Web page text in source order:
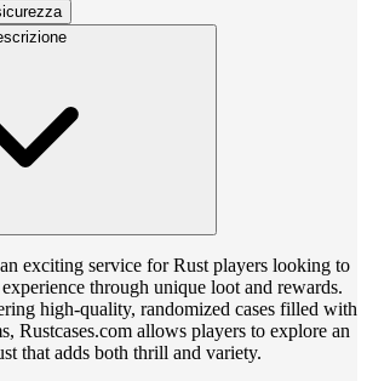
exciting service for Rust players looking to
through unique loot and rewards.
high-quality, randomized cases filled with
Rustcases.com allows players to explore an
that adds both thrill and variety.